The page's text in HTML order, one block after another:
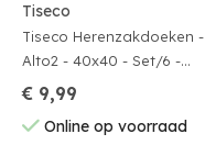
Tiseco
Tiseco Herenzakdoeken -
Alto2 - 40x40 - Set/6 -
Indiantan
€ 9,99
Online op voorraad